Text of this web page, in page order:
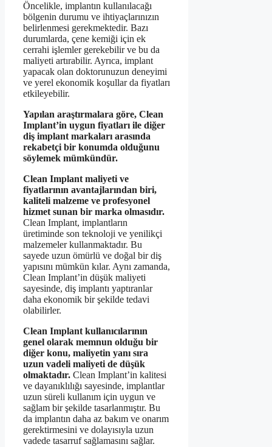
Öncelikle, implantın kullanılacağı
bölgenin durumu ve ihtiyaçlarınızın
belirlenmesi gerekmektedir. Bazı
durumlarda, çene kemiği için ek
cerrahi işlemler gerekebilir ve bu da
maliyeti artırabilir. Ayrıca, implant
yapacak olan doktorunuzun deneyimi
ve yerel ekonomik koşullar da fiyatları
etkileyebilir.
Yapılan araştırmalara göre, Clean
Implant’in uygun fiyatları ile diğer
diş implant markaları arasında
rekabetçi bir konumda olduğunu
söylemek mümkündür.
Clean Implant maliyeti ve
fiyatlarının avantajlarından biri,
kaliteli malzeme ve profesyonel
hizmet sunan bir marka olmasıdır.
Clean Implant, implantların
üretiminde son teknoloji ve yenilikçi
malzemeler kullanmaktadır. Bu
sayede uzun ömürlü ve doğal bir diş
yapısını mümkün kılar. Aynı zamanda,
Clean Implant’in düşük maliyeti
sayesinde, diş implantı yaptıranlar
daha ekonomik bir şekilde tedavi
olabilirler.
Clean Implant kullanıcılarının
genel olarak memnun olduğu bir
diğer konu, maliyetin yanı sıra
uzun vadeli maliyeti de düşük
olmaktadır. Clean Implant’in kalitesi
ve dayanıklılığı sayesinde, implantlar
uzun süreli kullanım için uygun ve
sağlam bir şekilde tasarlanmıştır. Bu
da implantın daha az bakım ve onarım
gerektirmesini ve dolayısıyla uzun
vadede tasarruf sağlamasını sağlar.